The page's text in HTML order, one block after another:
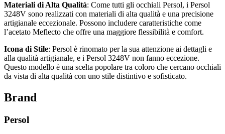
Materiali di Alta Qualità: Come tutti gli occhiali Persol, i Persol
3248V sono realizzati con materiali di alta qualità e una precisione
artigianale eccezionale. Possono includere caratteristiche come
l’acetato Meflecto che offre una maggiore flessibilità e comfort.
Icona di Stile: Persol è rinomato per la sua attenzione ai dettagli e
alla qualità artigianale, e i Persol 3248V non fanno eccezione.
Questo modello è una scelta popolare tra coloro che cercano occhiali
da vista di alta qualità con uno stile distintivo e sofisticato.
Brand
Persol